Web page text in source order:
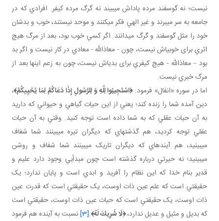
نيست؛ نه گوسفند مرده پاداش مي بيند نه گرگ مرده کيفر. افرادي که در
جامعه به سر مي برند و غير الهي فکر مي کنند و موحد نيستند، خوب و بدشان
خود را مثل گوسفند و گرگ مي دانند. اگر کسي خوب بود، بعد از مرگ هيچ
اثري برای خوبی­اش نيست، چون - معاذالله - معادي در کار نيست و اگر بد
بود – معاذالله - هيچ کيفري برای بدی­اش نيست، چون به زعم اينها بعد از
مرگ خبري نيست.
اما در سوره «انفال» فرمود:﴿اسْتَجِيبُوا لِلّهِ وَ لِلرَّسُولِ إِذَا دَعَاكُمْ لِمَا يُحْيِيكُمْ﴾،
دين آمده شما را زنده کند؛ يعني از اين حيات گياهي و حيواني که داريد
به آن حيات عقلي که به شما داده است توجه کنيد. وقتي به آن حيات
عقلي توجه کرديد، هم گذشته اي که ديگران تيره مي بينند شما شفاف
مي بينيد، هم آينده اي که ديگران تاريک مي بينند شما شفاف و روشن
مي بينيد؛ نه حيرتي درباره گذشته است چون مبدأيي وجود دارد عليم و
قدير بنام خدا که اين نظام را آفريد و ابدي است و پايان ندارد؛ يک
حقيقتي است که علم عين ذات اوست، يک حقيقتي است که قدرت عين
ذات اوست، يک حقيقتي است که حيات عين ذات اوست، حقيقتي است
که بديل و مثيل و عديل ندارد،﴿لَا شَرِيكَ لَهُ﴾.
[3] نسبت به آينده هم فرمود